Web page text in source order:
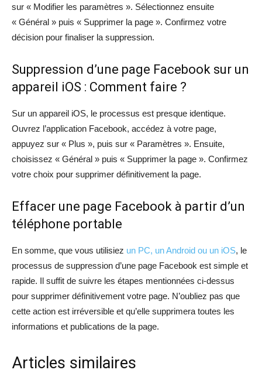
sur « Modifier les paramètres ». Sélectionnez ensuite
« Général » puis « Supprimer la page ». Confirmez votre
décision pour finaliser la suppression.
Suppression d’une page Facebook sur un
appareil iOS : Comment faire ?
Sur un appareil iOS, le processus est presque identique.
Ouvrez l’application Facebook, accédez à votre page,
appuyez sur « Plus », puis sur « Paramètres ». Ensuite,
choisissez « Général » puis « Supprimer la page ». Confirmez
votre choix pour supprimer définitivement la page.
Effacer une page Facebook à partir d’un
téléphone portable
En somme, que vous utilisiez un PC, un Android ou un iOS, le
processus de suppression d’une page Facebook est simple et
rapide. Il suffit de suivre les étapes mentionnées ci-dessus
pour supprimer définitivement votre page. N’oubliez pas que
cette action est irréversible et qu’elle supprimera toutes les
informations et publications de la page.
Articles similaires